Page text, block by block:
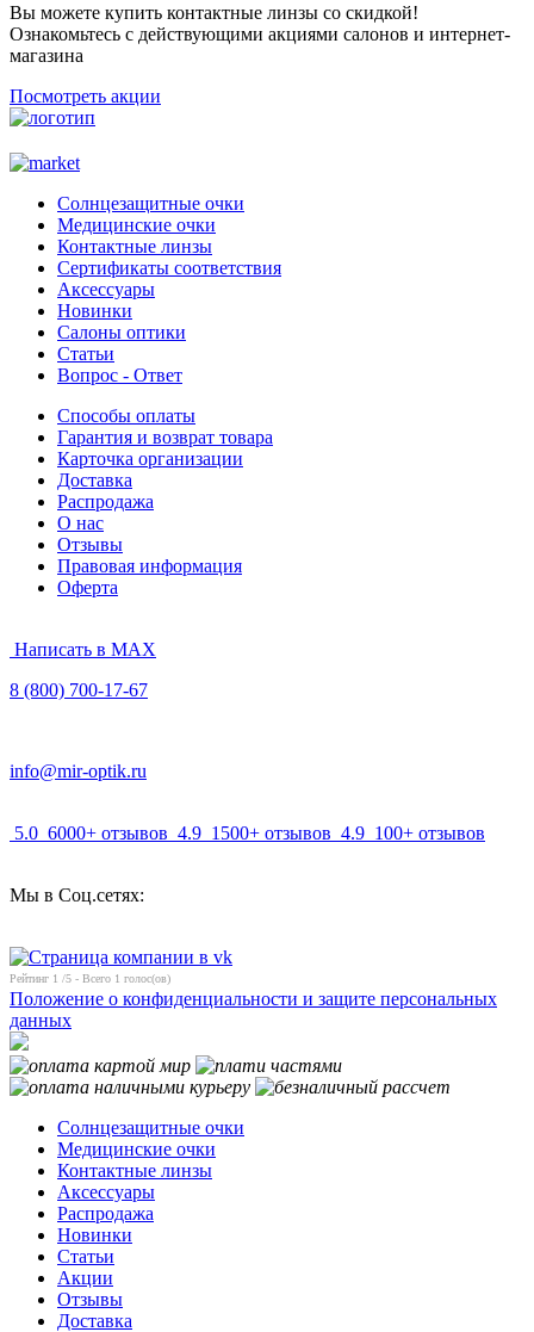
Вы можете купить контактные линзы со скидкой!
Ознакомьтесь с действующими акциями салонов и интернет-
магазина
Посмотреть акции
Солнцезащитные очки
Медицинские очки
Контактные линзы
Сертификаты соответствия
Аксессуары
Новинки
Салоны оптики
Статьи
Вопрос - Ответ
Способы оплаты
Гарантия и возврат товара
Карточка организации
Доставка
Распродажа
О нас
Отзывы
Правовая информация
Оферта
Написать в MAX
8 (800) 700-17-67
info@mir-optik.ru
5.0 6000+ отзывов 4.9 1500+ отзывов 4.9 100+ отзывов
Мы в Соц.сетях:
Рейтинг 1 /5 - Всего 1 голос(ов)
Положение о конфиденциальности и защите персональных
данных
Солнцезащитные очки
Медицинские очки
Контактные линзы
Аксессуары
Распродажа
Новинки
Статьи
Акции
Отзывы
Доставка